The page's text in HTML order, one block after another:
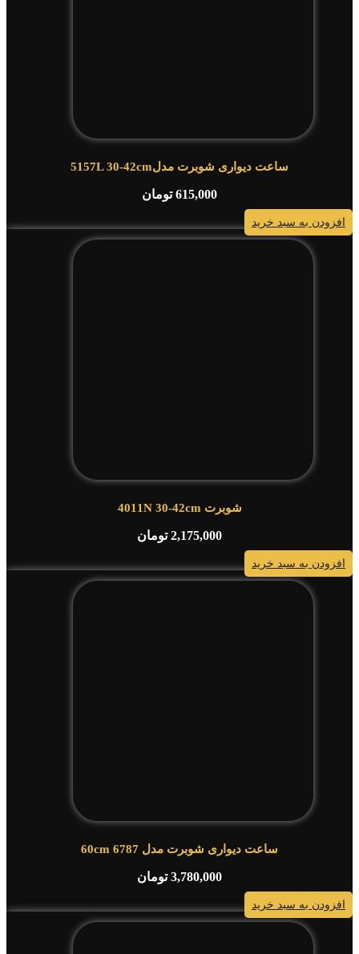
ساعت دیواری شوبرت مدل5157L 30-42cm
615,000 تومان
افزودن به سبد خرید
شوبرت 4011N 30-42cm
2,175,000 تومان
افزودن به سبد خرید
ساعت دیواری شوبرت مدل 6787 60cm
3,780,000 تومان
افزودن به سبد خرید